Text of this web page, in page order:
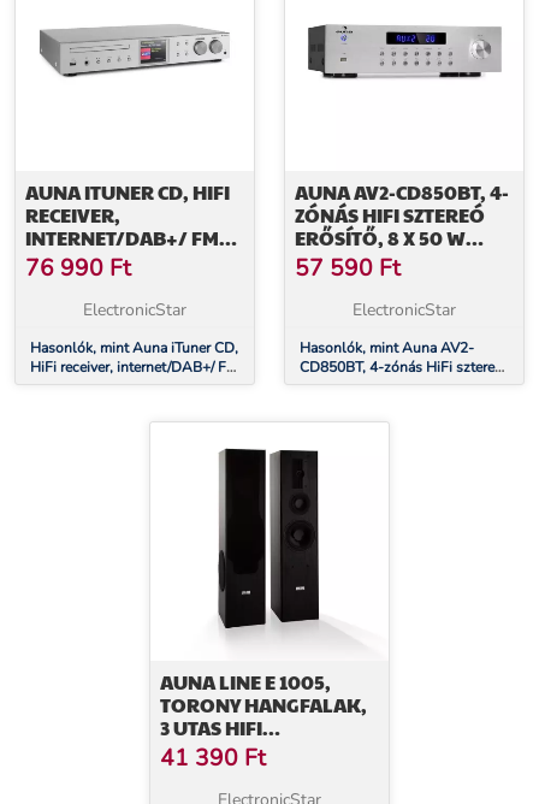
AUNA ITUNER CD, HIFI
RECEIVER,
INTERNET/DAB+/ FM
RÁDIÓ, CD-LEJÁTSZÓ,
WIFI, EZÜST
76 990 Ft
ElectronicStar
Hasonlók, mint Auna iTuner CD,
HiFi receiver, internet/DAB+/ FM
rádió, CD-lejátszó, WiFi, ezüst
AUNA AV2-CD850BT, 4-
ZÓNÁS HIFI SZTEREÓ
ERŐSÍTŐ, 8 X 50 W
RMS, BLUETOOTH,
USB, EZÜST
57 590 Ft
ElectronicStar
Hasonlók, mint Auna AV2-
CD850BT, 4-zónás HiFi sztereó
erősítő, 8 x 50 W RMS,
AUNA LINE E 1005,
TORONY HANGFALAK,
3 UTAS HIFI
HANGFALAK, MAX. 700
W, FEKETE
41 390 Ft